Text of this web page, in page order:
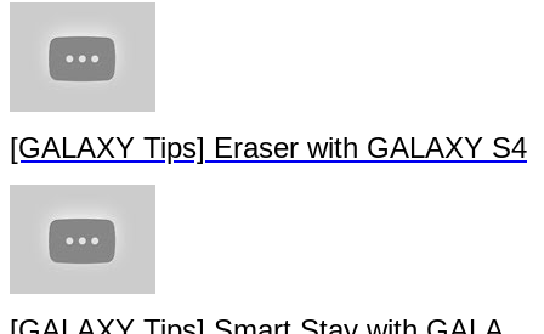
[GALAXY Tips] Eraser with GALAXY S4